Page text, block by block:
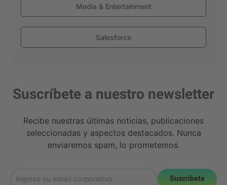
Media & Entertainment
Salesforce
Suscríbete a nuestro newsletter
Recibe nuestras últimas noticias, publicaciones
seleccionadas y aspectos destacados. Nunca
enviaremos spam, lo prometemos.
Suscríbete